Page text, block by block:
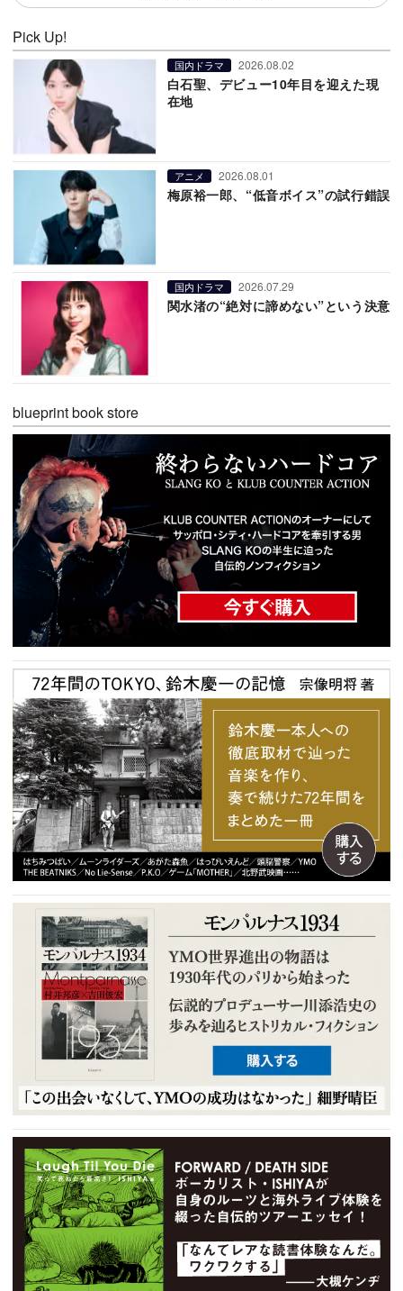
Pick Up!
国内ドラマ 2026.08.02
白石聖、デビュー10年目を迎えた現
在地
アニメ 2026.08.01
梅原裕一郎、“低音ボイス”の試行錯誤
国内ドラマ 2026.07.29
関水渚の“絶対に諦めない”という決意
blueprint book store